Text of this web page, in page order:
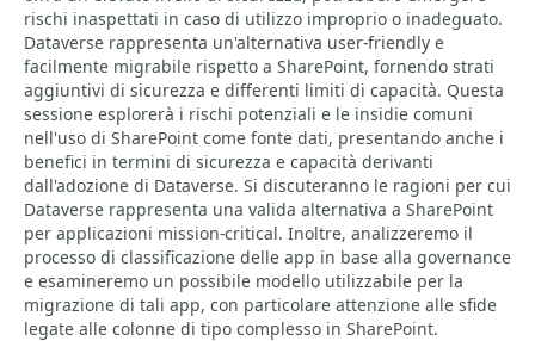
rischi inaspettati in caso di utilizzo improprio o inadeguato.
Dataverse rappresenta un'alternativa user-friendly e
facilmente migrabile rispetto a SharePoint, fornendo strati
aggiuntivi di sicurezza e differenti limiti di capacità. Questa
sessione esplorerà i rischi potenziali e le insidie comuni
nell'uso di SharePoint come fonte dati, presentando anche i
benefici in termini di sicurezza e capacità derivanti
dall'adozione di Dataverse. Si discuteranno le ragioni per cui
Dataverse rappresenta una valida alternativa a SharePoint
per applicazioni mission-critical. Inoltre, analizzeremo il
processo di classificazione delle app in base alla governance
e esamineremo un possibile modello utilizzabile per la
migrazione di tali app, con particolare attenzione alle sfide
legate alle colonne di tipo complesso in SharePoint.